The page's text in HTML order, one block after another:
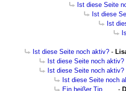
Ist diese Seite
Ist diese
Ist
Ist diese Seite noch aktiv? -
Ist diese Seite noch aktiv?
Ist diese Seite noch aktiv?
Ist diese Seite noch
Ein heißer Tip.......
-